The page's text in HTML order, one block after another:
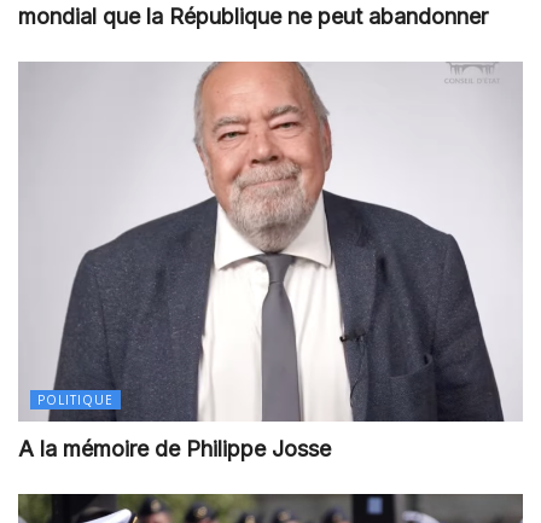
mondial que la République ne peut abandonner
POLITIQUE
A la mémoire de Philippe Josse